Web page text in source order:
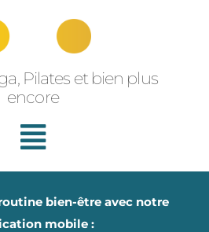
Pilates et bien plus
encore
bien-être avec notre
mobile :